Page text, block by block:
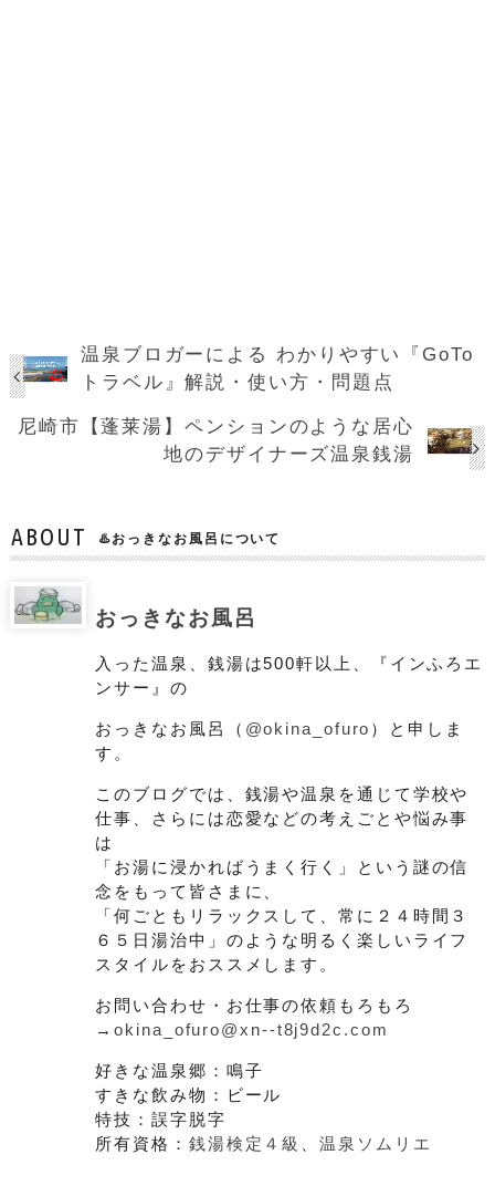
温泉ブロガーによる わかりやすい『GoTo
トラベル』解説・使い方・問題点
尼崎市【蓬莱湯】ペンションのような居心
地のデザイナーズ温泉銭湯
ABOUT ♨️おっきなお風呂について
おっきなお風呂
入った温泉、銭湯は500軒以上、『インふろエ
ンサー』の
おっきなお風呂（ @okina_ofuro ）と申しま
す。
このブログでは、銭湯や温泉を通じて学校や
仕事、さらには恋愛などの考えごとや悩み事
は
「お湯に浸かればうまく行く」という謎の信
念をもって皆さまに、
「何ごともリラックスして、常に２４時間３
６５日湯治中」のような明るく楽しいライフ
スタイルをおススメします。
お問い合わせ・お仕事の依頼もろもろ
→okina_ofuro@xn--t8j9d2c.com
好きな温泉郷：鳴子
すきな飲み物：ビール
特技：誤字脱字
所有資格： 銭湯検定４級 、温泉ソムリエ